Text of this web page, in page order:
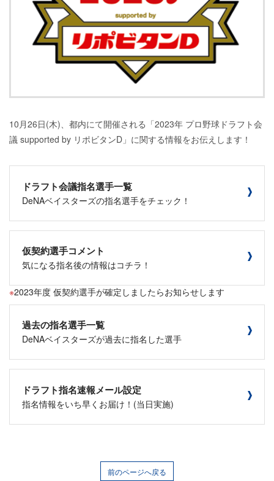
10月26日(木)、都内にて開催される「2023年 プロ野球ドラフト会
議 supported by リポビタンD」に関する情報をお伝えします！
ドラフト会議指名選手一覧
DeNAベイスターズの指名選手をチェック！
仮契約選手コメント
気になる指名後の情報はコチラ！
2023年度 仮契約選手が確定しましたらお知らせします
過去の指名選手一覧
DeNAベイスターズが過去に指名した選手
ドラフト指名速報メール設定
指名情報をいち早くお届け！(当日実施)
前のページへ戻る